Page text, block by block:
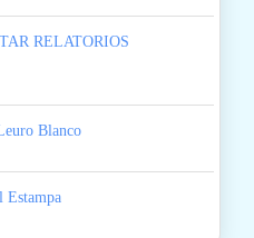
RELATORIOS
Blanco
Estampa